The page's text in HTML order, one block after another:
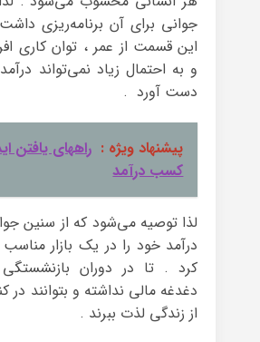
جوانی برای آن برنامه‌ریزی
این قسمت از عمر ، توان کاری
و به احتمال زیاد نمی‌تواند
دست آورد .
پیشنهاد ویژه : راههای یافتن
کسب درآمد
لذا توصیه می‌شود که از سنین
درآمد خود را در یک بازار
کرد . تا در دوران
دغدغه مالی نداشته و بتوانند در
از زندگی لذت ببرند .